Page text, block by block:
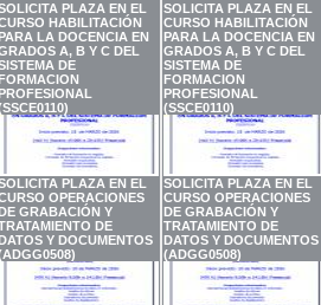
PLAZA EN EL
HABILITACIÓN
LA DOCENCIA EN
A, B Y C DEL
DE
PLAZA EN EL
OPERACIONES
GRABACIÓN Y
DE
Y DOCUMENTOS
SOLICITA PLAZA EN EL
CURSO HABILITACIÓN
PARA LA DOCENCIA EN
GRADOS A, B Y C DEL
SISTEMA DE
FORMACION
PROFESIONAL
(SSCE0110)
SOLICITA PLAZA EN EL
CURSO OPERACIONES
DE GRABACIÓN Y
TRATAMIENTO DE
DATOS Y DOCUMENTOS
(ADGG0508)